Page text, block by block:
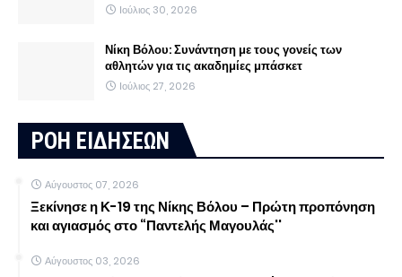
Ιούλιος 30, 2026
Νίκη Βόλου: Συνάντηση με τους γονείς των
αθλητών για τις ακαδημίες μπάσκετ
Ιούλιος 27, 2026
ΡΟΗ ΕΙΔΗΣΕΩΝ
Αύγουστος 07, 2026
Ξεκίνησε η Κ-19 της Νίκης Βόλου – Πρώτη προπόνηση
και αγιασμός στο “Παντελής Μαγουλάς''
Αύγουστος 03, 2026